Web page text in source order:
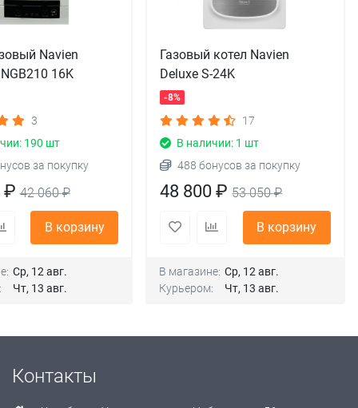
Navien
16K
3
190 шт
за покупку
₽42 060 ₽
В корзину
Ср, 12 авг.
Чт, 13 авг.
Газовый котел Navien
Deluxe S-24K
-8%
17
В наличии: 1 шт
488 бонусов за покупку
48 800 ₽53 050 ₽
В корзину
В магазине: Ср, 12 авг.
Курьером:
Чт, 13 авг.
Контакты